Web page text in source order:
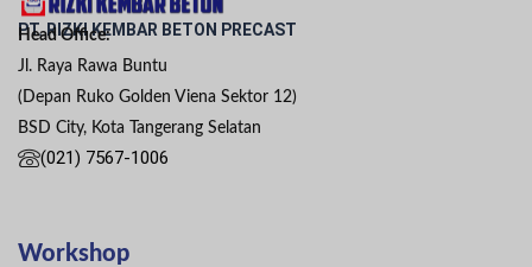
PT. RIZKI KEMBAR BETON PRECAST
Head Office:
Jl. Raya Rawa Buntu
(Depan Ruko Golden Viena Sektor 12)
BSD City, Kota Tangerang Selatan
(021) 7567-1006
Workshop